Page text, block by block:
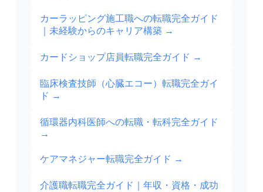
カーラッピング施工職への転職完全ガイド
｜未経験からのキャリア構築 →
カードショップ店員転職完全ガイド →
臨床検査技師（心臓エコー）転職完全ガイ
ド →
循環器内科医師への転職・転科完全ガイド
→
ケアマネジャー転職完全ガイド →
介護職転職完全ガイド｜年収・資格・成功